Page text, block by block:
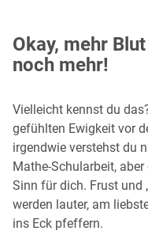
Okay, mehr
noch mehr!
Vielleicht kennst du
gefühlten Ewigkeit vor
irgendwie verstehst du
Mathe-Schularbeit,
Sinn für dich. Frust und
werden lauter, am
ins Eck pfeffern.